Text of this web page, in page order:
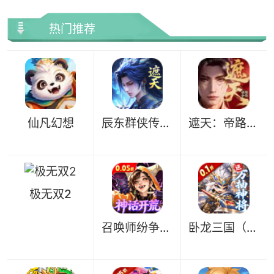
热门推荐
仙凡幻想 辰东群侠传0.1 遮天：帝路争锋
极无双2
召唤师纷争（0.05折百万代金狂潮） 卧龙三国（0.1折送万抽神将）